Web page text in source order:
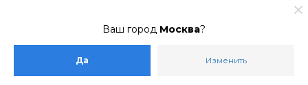
Ваш город Москва?
Да Изменить